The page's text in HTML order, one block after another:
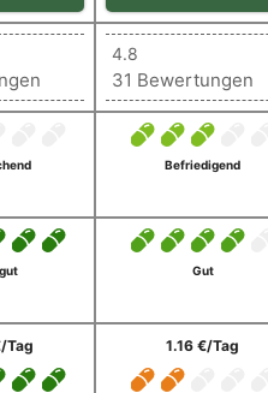
4.8
31 Bewertungen
Befriedigend
Gut
Tag 1.16 €/Tag